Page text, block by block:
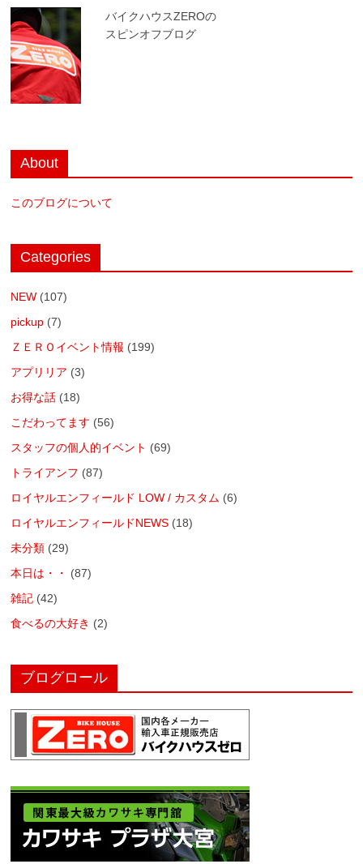
バイクハウスZEROの
スピンオフブログ
About
このブログについて
Categories
NEW (107)
pickup (7)
ＺＥＲＯイベント情報 (199)
アプリリア (3)
お得な話 (18)
こだわってます (56)
スタッフの個人的イベント (69)
トライアンフ (87)
ロイヤルエンフィールド LOW / カスタム (6)
ロイヤルエンフィールドNEWS (18)
未分類 (29)
本日は・・
(87)
雑記 (42)
食べるの大好き (2)
ブログロール